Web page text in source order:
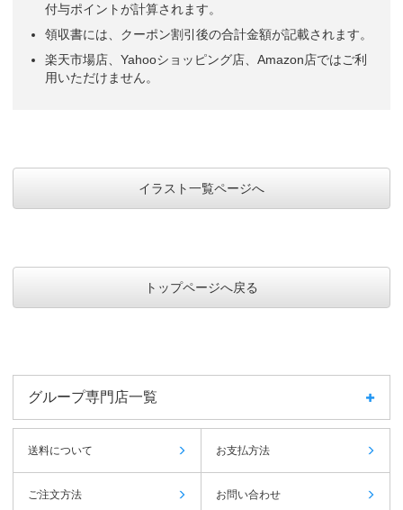
付与ポイントが計算されます。
領収書には、クーポン割引後の合計金額が記載されます。
楽天市場店、Yahooショッピング店、Amazon店ではご利
用いただけません。
イラスト一覧ページへ
トップページへ戻る
グループ専門店一覧
送料について お支払方法
ご注文方法 お問い合わせ